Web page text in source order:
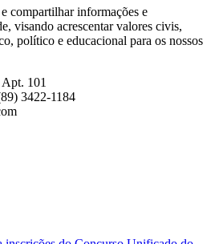
compartilhar informações e
visando acrescentar valores civis,
político e educacional para os nossos
101
3422-1184